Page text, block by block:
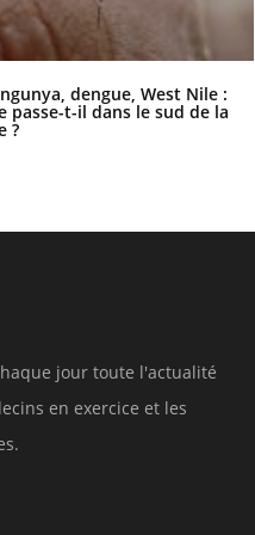
dengue, West Nile :
passe-t-il dans le sud de la
?
jour toute l'actualité
en exercice et les